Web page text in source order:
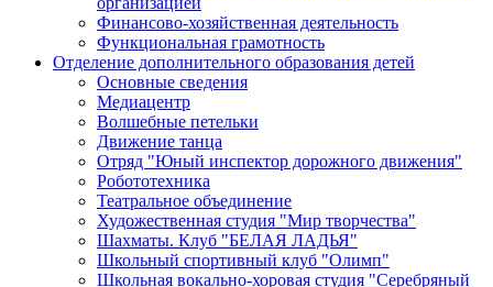
Финансово-хозяйственная деятельность
Функциональная грамотность
Отделение дополнительного образования детей
Основные сведения
Медиацентр
Волшебные петельки
Движение танца
Отряд "Юный инспектор дорожного движения"
Робототехника
Театральное объединение
Художественная студия "Мир творчества"
Шахматы. Клуб "БЕЛАЯ ЛАДЬЯ"
Школьный спортивный клуб "Олимп"
Школьная вокально-хоровая студия "Серебряный